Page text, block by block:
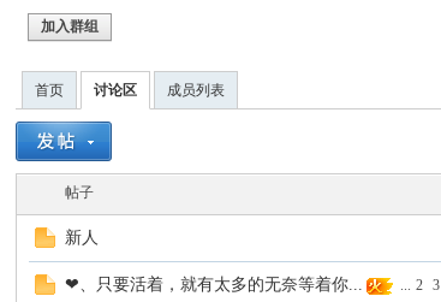
加入群组
首页 讨论区 成员列表
帖子
新人
❤、只要活着，就有太多的无奈等着你... ... 2 3